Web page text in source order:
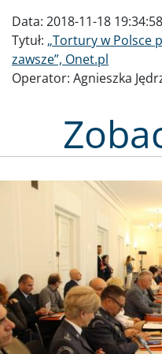
Data: 2018-11-18 19:34:58
Tytuł: „Tortury w Polsce
zawsze”, Onet.pl
Operator: Agnieszka
Obraz